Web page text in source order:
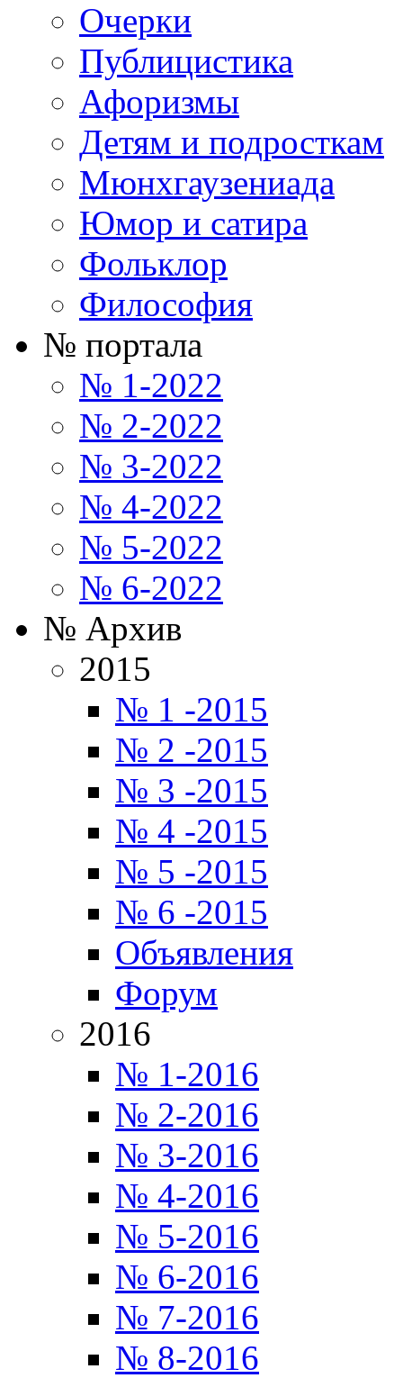
Очерки
Публицистика
Афоризмы
Детям и подросткам
Мюнхгаузениада
Юмор и сатира
Фольклор
Философия
№ портала
№ 1-2022
№ 2-2022
№ 3-2022
№ 4-2022
№ 5-2022
№ 6-2022
№ Архив
2015
№ 1 -2015
№ 2 -2015
№ 3 -2015
№ 4 -2015
№ 5 -2015
№ 6 -2015
Объявления
Форум
2016
№ 1-2016
№ 2-2016
№ 3-2016
№ 4-2016
№ 5-2016
№ 6-2016
№ 7-2016
№ 8-2016